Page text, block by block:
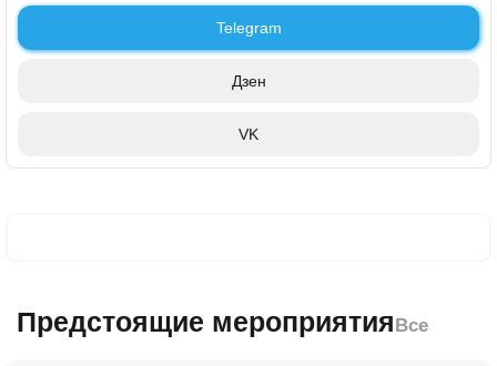
Telegram
Дзен
VK
Предстоящие мероприятияВсе